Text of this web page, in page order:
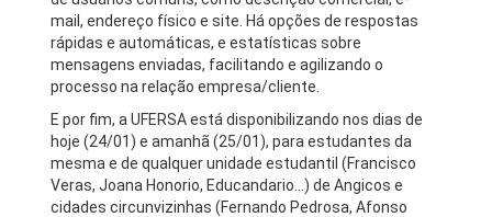
mail, endereço físico e site. Há opções de respostas
rápidas e automáticas, e estatísticas sobre
mensagens enviadas, facilitando e agilizando o
processo na relação empresa/cliente.
E por fim, a UFERSA está disponibilizando nos dias de
hoje (24/01) e amanhã (25/01), para estudantes da
mesma e de qualquer unidade estudantil (Francisco
Veras, Joana Honorio, Educandario…) de Angicos e
cidades circunvizinhas (Fernando Pedrosa, Afonso